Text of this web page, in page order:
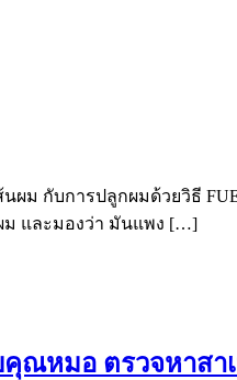
ม กับการปลูกผมด้วยวิธี
ม และมองว่า มันแพง […]
ณหมอ ตรวจหาสา